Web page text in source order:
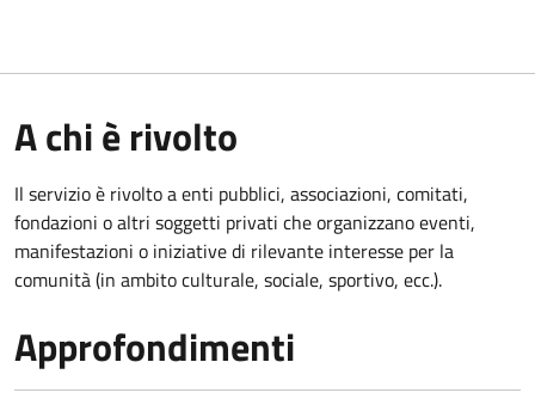
A chi è rivolto
Il servizio è rivolto a enti pubblici, associazioni, comitati,
fondazioni o altri soggetti privati che organizzano eventi,
manifestazioni o iniziative di rilevante interesse per la
comunità (in ambito culturale, sociale, sportivo, ecc.).
Approfondimenti